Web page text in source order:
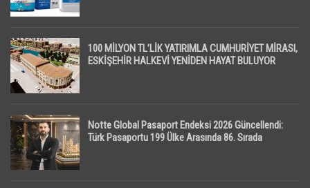
100 MİLYON TL’LİK YATIRIMLA CUMHURİYET MİRASI,
ESKİŞEHİR HALKEVİ YENİDEN HAYAT BULUYOR
Notte Global Pasaport Endeksi 2026 Güncellendi:
Türk Pasaportu 199 Ülke Arasında 86. Sırada